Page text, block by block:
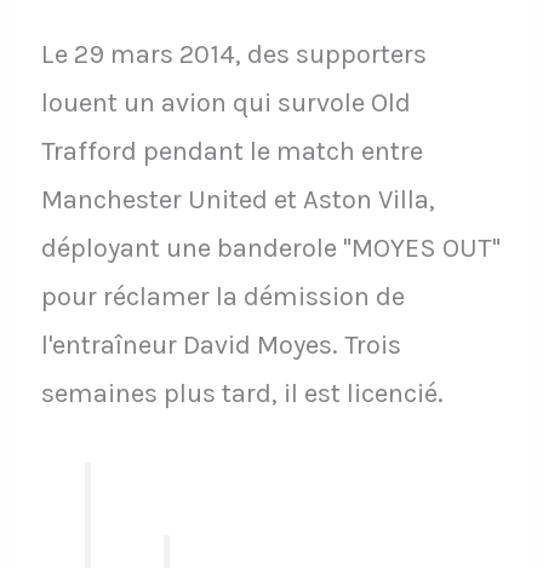
Le 29 mars 2014, des supporters
louent un avion qui survole Old
Trafford pendant le match entre
Manchester United et Aston Villa,
déployant une banderole "MOYES OUT"
pour réclamer la démission de
l'entraîneur David Moyes. Trois
semaines plus tard, il est licencié.